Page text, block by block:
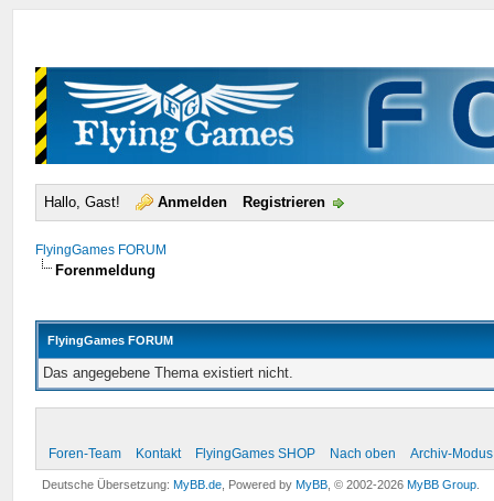
Hallo, Gast! Anmelden Registrieren
FlyingGames FORUM
Forenmeldung
FlyingGames FORUM
Das angegebene Thema existiert nicht.
Foren-Team Kontakt FlyingGames SHOP Nach oben Archiv-Modus
Deutsche Übersetzung:MyBB.de , Powered byMyBB , © 2002-2026MyBB Group